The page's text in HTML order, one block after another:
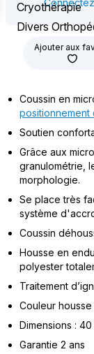
Cryothérapie
Divers
Ajouter aux
Coussin en
positionnement
Soutien
Grâce aux
granulométrie,
morphologie.
Se place très
système
Coussin
Housse en
polyester
Traitement
Couleur housse
Dimensions :
Garantie 2 ans